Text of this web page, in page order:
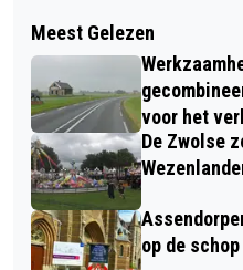
ALZHEIMER CAFÉ
TEKEN VAN
ONDERZOEK NAAR
ONDER MEER
TOT AANHOUDING
MAN IN SPANJE
Meest Gelezen
voor het
De Zwolse
op de schop